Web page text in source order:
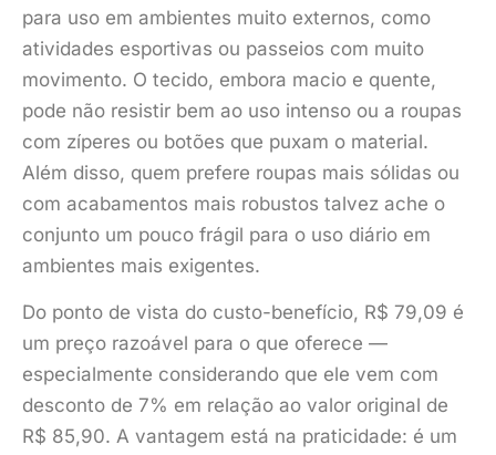
para uso em ambientes muito externos, como
atividades esportivas ou passeios com muito
movimento. O tecido, embora macio e quente,
pode não resistir bem ao uso intenso ou a roupas
com zíperes ou botões que puxam o material.
Além disso, quem prefere roupas mais sólidas ou
com acabamentos mais robustos talvez ache o
conjunto um pouco frágil para o uso diário em
ambientes mais exigentes.
Do ponto de vista do custo-benefício, R$ 79,09 é
um preço razoável para o que oferece —
especialmente considerando que ele vem com
desconto de 7% em relação ao valor original de
R$ 85,90. A vantagem está na praticidade: é um